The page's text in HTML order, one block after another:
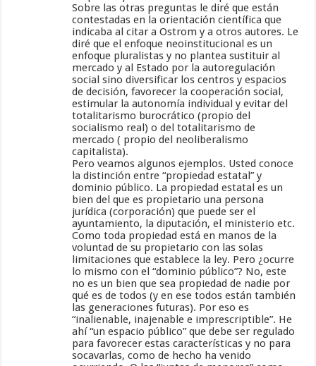
Sobre las otras preguntas le diré que están
contestadas en la orientación científica que
indicaba al citar a Ostrom y a otros autores. Le
diré que el enfoque neoinstitucional es un
enfoque pluralistas y no plantea sustituir al
mercado y al Estado por la autoregulación
social sino diversificar los centros y espacios
de decisión, favorecer la cooperación social,
estimular la autonomía individual y evitar del
totalitarismo burocrático (propio del
socialismo real) o del totalitarismo de
mercado ( propio del neoliberalismo
capitalista).
Pero veamos algunos ejemplos. Usted conoce
la distinción entre “propiedad estatal” y
dominio público. La propiedad estatal es un
bien del que es propietario una persona
jurídica (corporación) que puede ser el
ayuntamiento, la diputación, el ministerio etc.
Como toda propiedad está en manos de la
voluntad de su propietario con las solas
limitaciones que establece la ley. Pero ¿ocurre
lo mismo con el “dominio público”? No, este
no es un bien que sea propiedad de nadie por
qué es de todos (y en ese todos están también
las generaciones futuras). Por eso es
“inalienable, inajenable e imprescriptible”. He
ahí “un espacio público” que debe ser regulado
para favorecer estas características y no para
socavarlas, como de hecho ha venido